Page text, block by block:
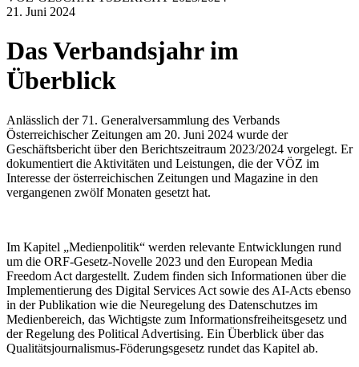
21. Juni 2024
Das Verbandsjahr im
Überblick
Anlässlich der 71. Generalversammlung des Verbands
Österreichischer Zeitungen am 20. Juni 2024 wurde der
Geschäftsbericht über den Berichtszeitraum 2023/2024 vorgelegt. Er
dokumentiert die Aktivitäten und Leistungen, die der VÖZ im
Interesse der österreichischen Zeitungen und Magazine in den
vergangenen zwölf Monaten gesetzt hat.
Im Kapitel „Medienpolitik“ werden relevante Entwicklungen rund
um die ORF-Gesetz-Novelle 2023 und den European Media
Freedom Act dargestellt. Zudem finden sich Informationen über die
Implementierung des Digital Services Act sowie des AI-Acts ebenso
in der Publikation wie die Neuregelung des Datenschutzes im
Medienbereich, das Wichtigste zum Informationsfreiheitsgesetz und
der Regelung des Political Advertising. Ein Überblick über das
Qualitätsjournalismus-Föderungsgesetz rundet das Kapitel ab.